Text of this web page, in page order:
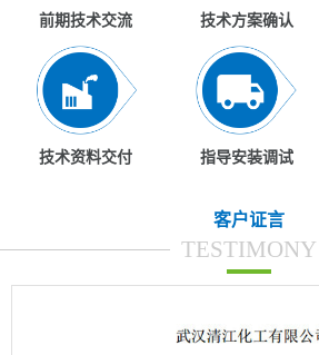
前期技术交流 技术方案确认
技术资料交付 指导安装调试
客户证言
TESTIMONY